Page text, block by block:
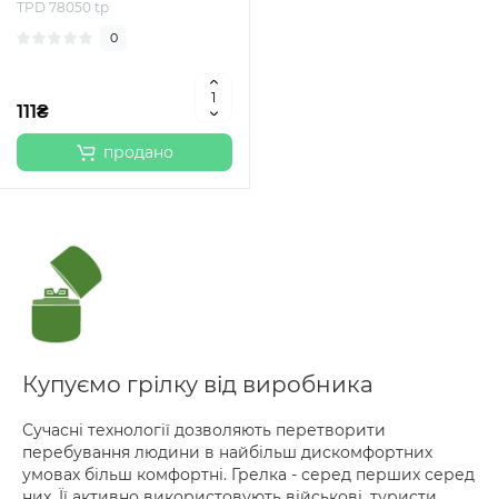
TPD 78050 tp
0
111₴
продано
Купуємо грілку від виробника
Сучасні технології дозволяють перетворити
перебування людини в найбільш дискомфортних
умовах більш комфортні. Грелка - серед перших серед